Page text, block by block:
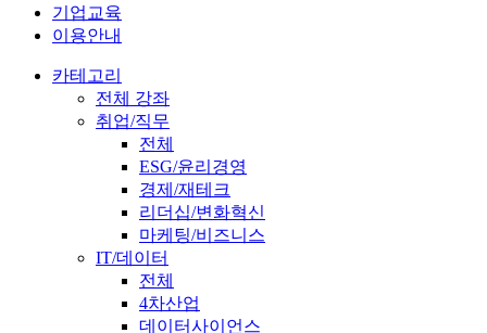
기업교육
이용안내
카테고리
전체 강좌
취업/직무
전체
ESG/윤리경영
경제/재테크
리더십/변화혁신
마케팅/비즈니스
IT/데이터
전체
4차산업
데이터사이언스